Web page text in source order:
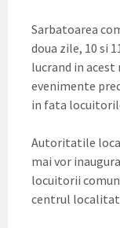
Sarbatoarea
doua zile, 10 si
lucrand in
evenimente
in fata
Autoritatile
mai vor
locuitorii
centrul